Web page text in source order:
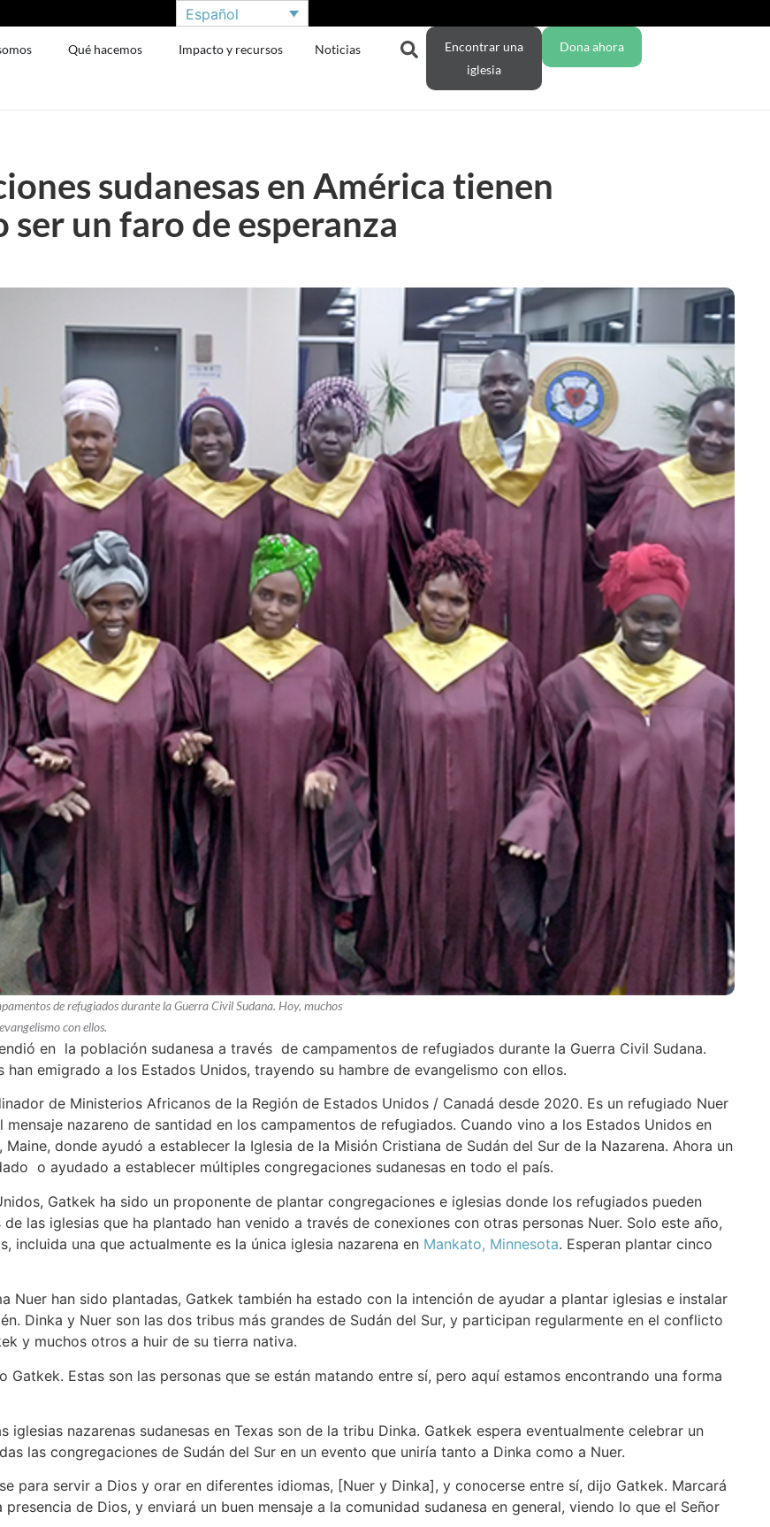
Español
Qué hacemos Impacto y recursos Noticias
Encontrar una
iglesia
Dona ahora
sudanesas en América tienen
un faro de esperanza
de refugiados durante la Guerra Civil Sudana. Hoy, muchos
con ellos.
en la población sudanesa a través de campamentos de refugiados durante la Guerra Civil Sudana.
han emigrado a los Estados Unidos, trayendo su hambre de evangelismo con ellos.
de Ministerios Africanos de la Región de Estados Unidos / Canadá desde 2020. Es un refugiado Nuer
nazareno de santidad en los campamentos de refugiados. Cuando vino a los Estados Unidos en
donde ayudó a establecer la Iglesia de la Misión Cristiana de Sudán del Sur de la Nazarena. Ahora un
o ayudado a establecer múltiples congregaciones sudanesas en todo el país.
Gatkek ha sido un proponente de plantar congregaciones e iglesias donde los refugiados pueden
las iglesias que ha plantado han venido a través de conexiones con otras personas Nuer. Solo este año,
incluida una que actualmente es la única iglesia nazarena en Mankato, Minnesota. Esperan plantar cinco
Nuer han sido plantadas, Gatkek también ha estado con la intención de ayudar a plantar iglesias e instalar
Dinka y Nuer son las dos tribus más grandes de Sudán del Sur, y participan regularmente en el conflicto
y muchos otros a huir de su tierra nativa.
Gatkek. Estas son las personas que se están matando entre sí, pero aquí estamos encontrando una forma
iglesias nazarenas sudanesas en Texas son de la tribu Dinka. Gatkek espera eventualmente celebrar un
las congregaciones de Sudán del Sur en un evento que uniría tanto a Dinka como a Nuer.
para servir a Dios y orar en diferentes idiomas, [Nuer y Dinka], y conocerse entre sí, dijo Gatkek. Marcará
de Dios, y enviará un buen mensaje a la comunidad sudanesa en general, viendo lo que el Señor